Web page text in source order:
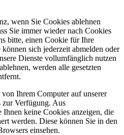
wenn Sie Cookies ablehnen
Sie immer wieder nach Cookies
bitte, einen Cookie für Ihre
sich jederzeit abmelden oder
Dienste vollumfänglich nutzen
werden alle gesetzten
Ihrem Computer auf unserer
zur Verfügung. Aus
keine Cookies anzeigen, die
werden. Diese können Sie in den
einsehen.